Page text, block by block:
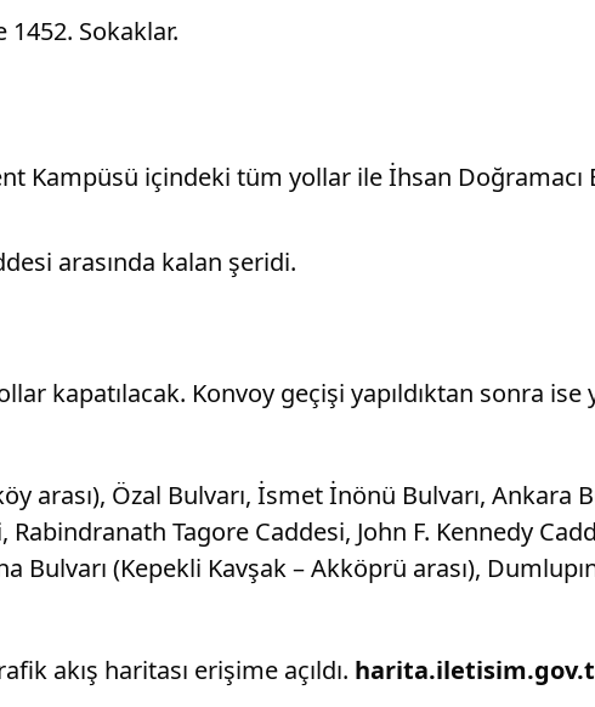
1452. Sokaklar.
Kampüsü içindeki tüm yollar ile İhsan Doğramacı
arasında kalan şeridi.
kapatılacak. Konvoy geçişi yapıldıktan sonra
arası), Özal Bulvarı, İsmet İnönü Bulvarı, Ankara
Tagore Caddesi, John F. Kennedy
Bulvarı (Kepekli Kavşak – Akköprü arası),
akış haritası erişime açıldı.